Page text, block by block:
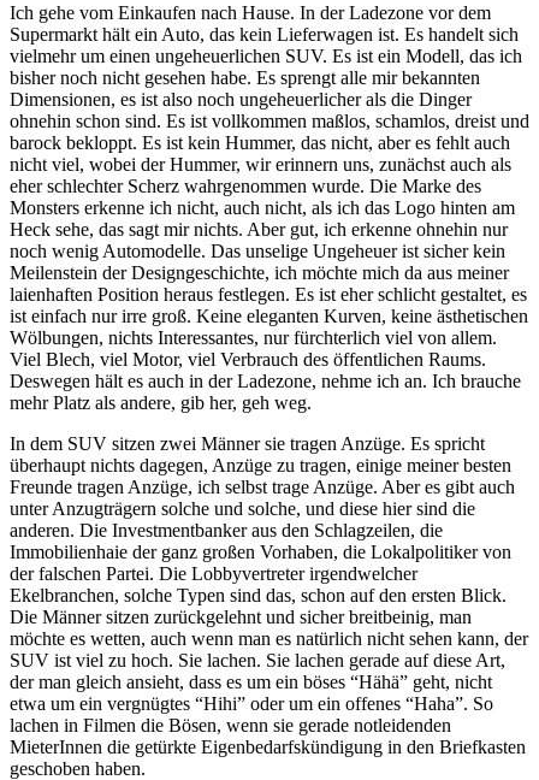
Ich gehe vom Einkaufen nach Hause. In der Ladezone vor dem
Supermarkt hält ein Auto, das kein Lieferwagen ist. Es handelt sich
vielmehr um einen ungeheuerlichen SUV. Es ist ein Modell, das ich
bisher noch nicht gesehen habe. Es sprengt alle mir bekannten
Dimensionen, es ist also noch ungeheuerlicher als die Dinger
ohnehin schon sind. Es ist vollkommen maßlos, schamlos, dreist und
barock bekloppt. Es ist kein Hummer, das nicht, aber es fehlt auch
nicht viel, wobei der Hummer, wir erinnern uns, zunächst auch als
eher schlechter Scherz wahrgenommen wurde. Die Marke des
Monsters erkenne ich nicht, auch nicht, als ich das Logo hinten am
Heck sehe, das sagt mir nichts. Aber gut, ich erkenne ohnehin nur
noch wenig Automodelle. Das unselige Ungeheuer ist sicher kein
Meilenstein der Designgeschichte, ich möchte mich da aus meiner
laienhaften Position heraus festlegen. Es ist eher schlicht gestaltet, es
ist einfach nur irre groß. Keine eleganten Kurven, keine ästhetischen
Wölbungen, nichts Interessantes, nur fürchterlich viel von allem.
Viel Blech, viel Motor, viel Verbrauch des öffentlichen Raums.
Deswegen hält es auch in der Ladezone, nehme ich an. Ich brauche
mehr Platz als andere, gib her, geh weg.
In dem SUV sitzen zwei Männer sie tragen Anzüge. Es spricht
überhaupt nichts dagegen, Anzüge zu tragen, einige meiner besten
Freunde tragen Anzüge, ich selbst trage Anzüge. Aber es gibt auch
unter Anzugträgern solche und solche, und diese hier sind die
anderen. Die Investmentbanker aus den Schlagzeilen, die
Immobilienhaie der ganz großen Vorhaben, die Lokalpolitiker von
der falschen Partei. Die Lobbyvertreter irgendwelcher
Ekelbranchen, solche Typen sind das, schon auf den ersten Blick.
Die Männer sitzen zurückgelehnt und sicher breitbeinig, man
möchte es wetten, auch wenn man es natürlich nicht sehen kann, der
SUV ist viel zu hoch. Sie lachen. Sie lachen gerade auf diese Art,
der man gleich ansieht, dass es um ein böses “Hähä” geht, nicht
etwa um ein vergnügtes “Hihi” oder um ein offenes “Haha”. So
lachen in Filmen die Bösen, wenn sie gerade notleidenden
MieterInnen die getürkte Eigenbedarfskündigung in den Briefkasten
geschoben haben.